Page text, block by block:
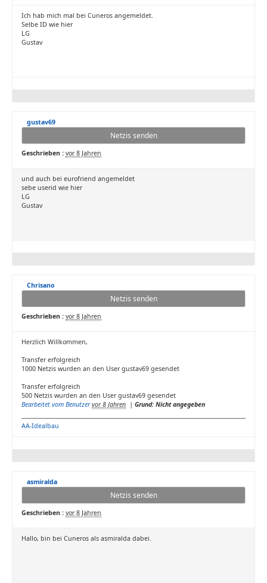
Ich hab mich mal bei Cuneros angemeldet.
Selbe ID wie hier
LG
Gustav
gustav69
Netzis senden
Geschrieben : vor 8 Jahren
und auch bei eurofriend angemeldet
sebe userid wie hier
LG
Gustav
Chrisano
Netzis senden
Geschrieben : vor 8 Jahren
Herzlich Willkommen,
Transfer erfolgreich
1000 Netzis wurden an den User gustav69 gesendet
Transfer erfolgreich
500 Netzis wurden an den User gustav69 gesendet
Bearbeitet vom Benutzer vor 8 Jahren | Grund: Nicht angegeben
AA-Idealbau
asmiralda
Netzis senden
Geschrieben : vor 8 Jahren
Hallo, bin bei Cuneros als asmiralda dabei.